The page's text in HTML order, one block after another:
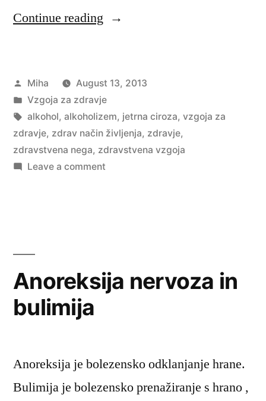
Continue reading “Alkoholizem”
Posted
by
Miha
August 13, 2013
Posted
in
Vzgoja za zdravje
Tags:
alkohol, alkoholizem, jetrna ciroza, vzgoja za
zdravje, zdrav način življenja, zdravje,
zdravstvena nega, zdravstvena vzgoja
Leave a commenton
Anoreksija nervoza in
bulimija
Anoreksija je bolezensko odklanjanje hrane.
Bulimija je bolezensko prenažiranje s hrano ,